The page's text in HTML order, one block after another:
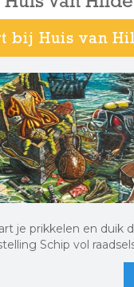
bij Huis van
je prikkelen en duik
Schip vol